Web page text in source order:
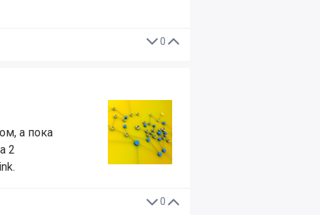
0
а пока
2
0